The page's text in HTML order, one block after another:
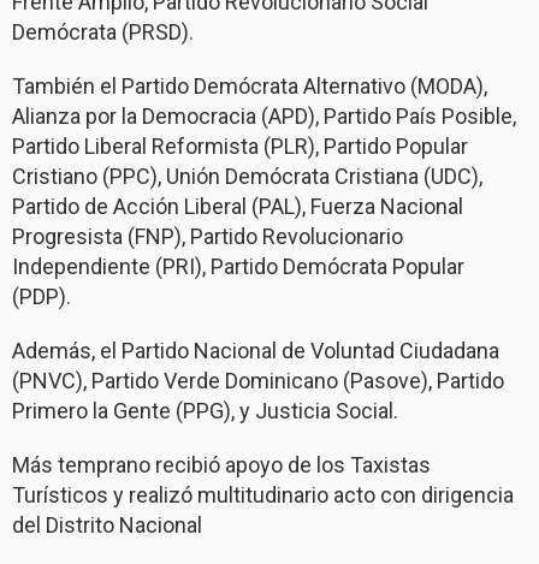
Demócrata (PRSD).
También el Partido Demócrata Alternativo (MODA),
Alianza por la Democracia (APD), Partido País Posible,
Partido Liberal Reformista (PLR), Partido Popular
Cristiano (PPC), Unión Demócrata Cristiana (UDC),
Partido de Acción Liberal (PAL), Fuerza Nacional
Progresista (FNP), Partido Revolucionario
Independiente (PRI), Partido Demócrata Popular
(PDP).
Además, el Partido Nacional de Voluntad Ciudadana
(PNVC), Partido Verde Dominicano (Pasove), Partido
Primero la Gente (PPG), y Justicia Social.
Más temprano recibió apoyo de los Taxistas
Turísticos y realizó multitudinario acto con dirigencia
del Distrito Nacional